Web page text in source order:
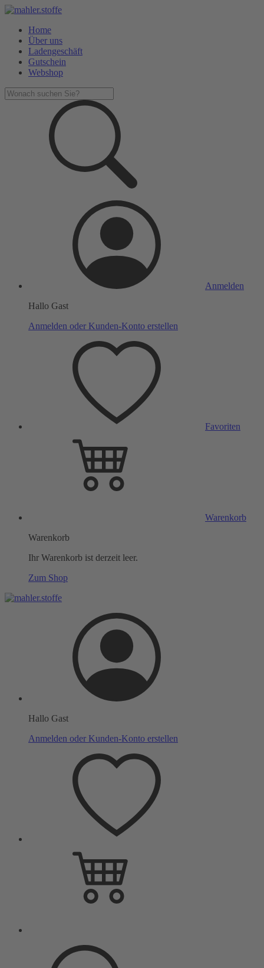
Home
Über uns
Ladengeschäft
Gutschein
Webshop
Anmelden
Hallo Gast
Anmelden oder Kunden-Konto erstellen
Favoriten
Warenkorb
Warenkorb
Ihr Warenkorb ist derzeit leer.
Zum Shop
Hallo Gast
Anmelden oder Kunden-Konto erstellen